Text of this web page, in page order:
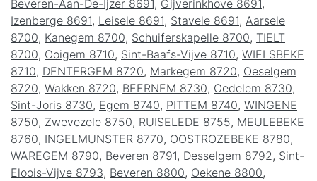
Beveren-Aan-De-Ijzer 8691, Gijverinkhove 8691,
Izenberge 8691, Leisele 8691, Stavele 8691, Aarsele
8700, Kanegem 8700, Schuiferskapelle 8700, TIELT
8700, Ooigem 8710, Sint-Baafs-Vijve 8710, WIELSBEKE
8710, DENTERGEM 8720, Markegem 8720, Oeselgem
8720, Wakken 8720, BEERNEM 8730, Oedelem 8730,
Sint-Joris 8730, Egem 8740, PITTEM 8740, WINGENE
8750, Zwevezele 8750, RUISELEDE 8755, MEULEBEKE
8760, INGELMUNSTER 8770, OOSTROZEBEKE 8780,
WAREGEM 8790, Beveren 8791, Desselgem 8792 , Sint-
Eloois-Vijve 8793, Beveren 8800, Oekene 8800,